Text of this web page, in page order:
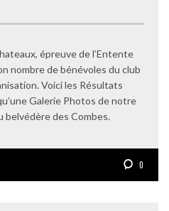
épreuve de l’Entente
nombre de bénévoles du club
Voici les Résultats
Galerie Photos de notre
belvédère des Combes.
0